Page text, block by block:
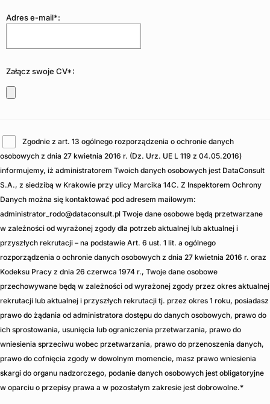
Adres e-mail*:
Załącz swoje CV*:
Zgodnie z art. 13 ogólnego rozporządzenia o ochronie danych
osobowych z dnia 27 kwietnia 2016 r. (Dz. Urz. UE L 119 z 04.05.2016)
informujemy, iż administratorem Twoich danych osobowych jest DataConsult
S.A., z siedzibą w Krakowie przy ulicy Marcika 14C. Z Inspektorem Ochrony
Danych można się kontaktować pod adresem mailowym:
administrator_rodo@dataconsult.pl Twoje dane osobowe będą przetwarzane
w zależności od wyrażonej zgody dla potrzeb aktualnej lub aktualnej i
przyszłych rekrutacji – na podstawie Art. 6 ust. 1 lit. a ogólnego
rozporządzenia o ochronie danych osobowych z dnia 27 kwietnia 2016 r. oraz
Kodeksu Pracy z dnia 26 czerwca 1974 r., Twoje dane osobowe
przechowywane będą w zależności od wyrażonej zgody przez okres aktualnej
rekrutacji lub aktualnej i przyszłych rekrutacji tj. przez okres 1 roku, posiadasz
prawo do żądania od administratora dostępu do danych osobowych, prawo do
ich sprostowania, usunięcia lub ograniczenia przetwarzania, prawo do
wniesienia sprzeciwu wobec przetwarzania, prawo do przenoszenia danych,
prawo do cofnięcia zgody w dowolnym momencie, masz prawo wniesienia
skargi do organu nadzorczego, podanie danych osobowych jest obligatoryjne
w oparciu o przepisy prawa a w pozostałym zakresie jest dobrowolne.*